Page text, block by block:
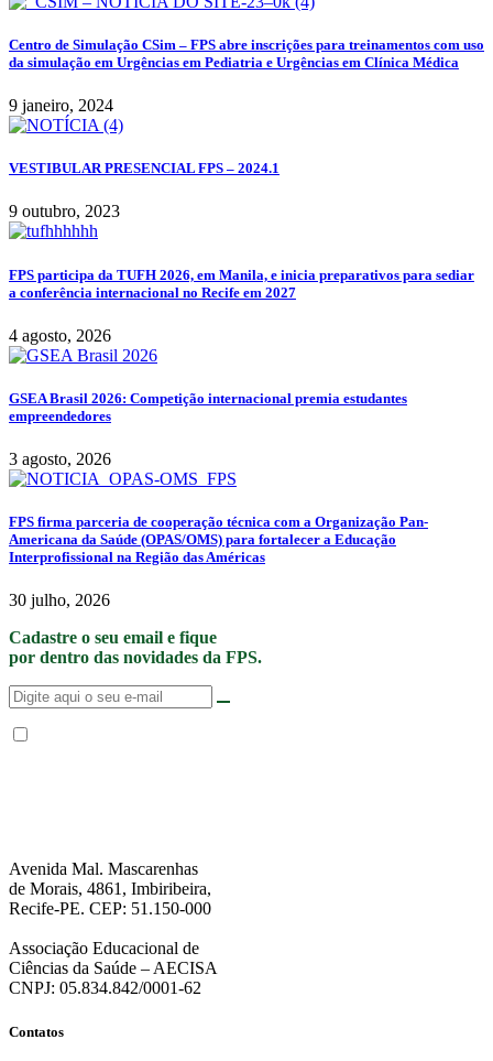
Centro de Simulação CSim – FPS abre inscrições para treinamentos com uso
da simulação em Urgências em Pediatria e Urgências em Clínica Médica
9 janeiro, 2024
VESTIBULAR PRESENCIAL FPS – 2024.1
9 outubro, 2023
FPS participa da TUFH 2026, em Manila, e inicia preparativos para sediar
a conferência internacional no Recife em 2027
4 agosto, 2026
GSEA Brasil 2026: Competição internacional premia estudantes
empreendedores
3 agosto, 2026
FPS firma parceria de cooperação técnica com a Organização Pan-
Americana da Saúde (OPAS/OMS) para fortalecer a Educação
Interprofissional na Região das Américas
30 julho, 2026
Cadastre o seu email e fique
por dentro das novidades da FPS.
Avenida Mal. Mascarenhas
de Morais, 4861, Imbiribeira,
Recife-PE. CEP: 51.150-000
Associação Educacional de
Ciências da Saúde – AECISA
CNPJ: 05.834.842/0001-62
Contatos